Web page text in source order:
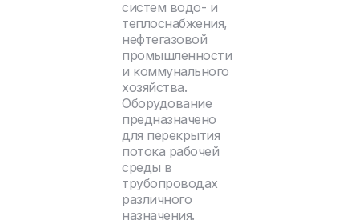
систем водо- и
теплоснабжения,
нефтегазовой
промышленности
и коммунального
хозяйства.
Оборудование
предназначено
для перекрытия
потока рабочей
среды в
трубопроводах
различного
назначения.